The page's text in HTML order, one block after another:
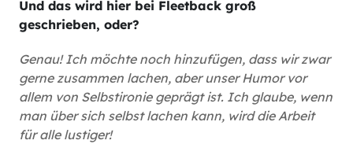
Und das wird hier bei Fleetback groß
geschrieben, oder?
Genau! Ich möchte noch hinzufügen, dass wir zwar
gerne zusammen lachen, aber unser Humor vor
allem von Selbstironie geprägt ist. Ich glaube, wenn
man über sich selbst lachen kann, wird die Arbeit
für alle lustiger!